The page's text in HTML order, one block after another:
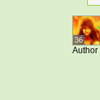
36
Author